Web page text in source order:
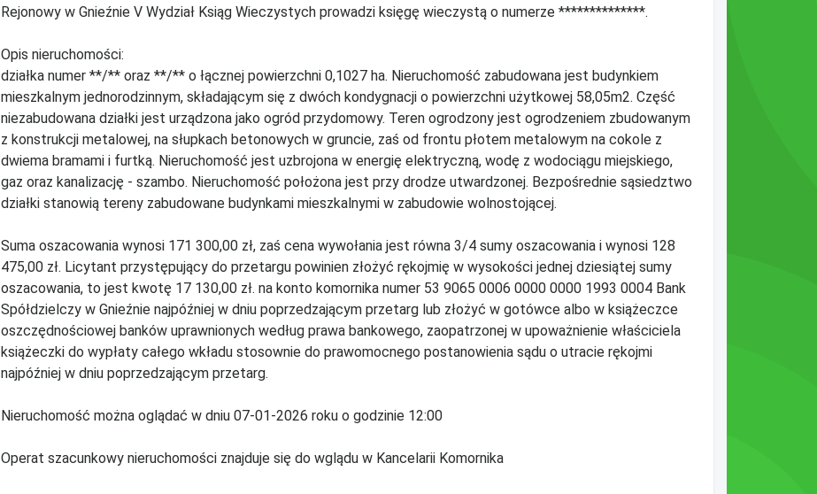
Rejonowy w Gnieźnie V Wydział Ksiąg Wieczystych prowadzi księgę wieczystą o numerze **************.
Opis nieruchomości:
działka numer **/** oraz **/** o łącznej powierzchni 0,1027 ha. Nieruchomość zabudowana jest budynkiem
mieszkalnym jednorodzinnym, składającym się z dwóch kondygnacji o powierzchni użytkowej 58,05m2. Część
niezabudowana działki jest urządzona jako ogród przydomowy. Teren ogrodzony jest ogrodzeniem zbudowanym
z konstrukcji metalowej, na słupkach betonowych w gruncie, zaś od frontu płotem metalowym na cokole z
dwiema bramami i furtką. Nieruchomość jest uzbrojona w energię elektryczną, wodę z wodociągu miejskiego,
gaz oraz kanalizację - szambo. Nieruchomość położona jest przy drodze utwardzonej. Bezpośrednie sąsiedztwo
działki stanowią tereny zabudowane budynkami mieszkalnymi w zabudowie wolnostojącej.
Suma oszacowania wynosi 171 300,00 zł, zaś cena wywołania jest równa 3/4 sumy oszacowania i wynosi 128
475,00 zł. Licytant przystępujący do przetargu powinien złożyć rękojmię w wysokości jednej dziesiątej sumy
oszacowania, to jest kwotę 17 130,00 zł. na konto komornika numer 53 9065 0006 0000 0000 1993 0004 Bank
Spółdzielczy w Gnieźnie najpóźniej w dniu poprzedzającym przetarg lub złożyć w gotówce albo w książeczce
oszczędnościowej banków uprawnionych według prawa bankowego, zaopatrzonej w upoważnienie właściciela
książeczki do wypłaty całego wkładu stosownie do prawomocnego postanowienia sądu o utracie rękojmi
najpóźniej w dniu poprzedzającym przetarg.
Nieruchomość można oglądać w dniu 07-01-2026 roku o godzinie 12:00
Operat szacunkowy nieruchomości znajduje się do wglądu w Kancelarii Komornika